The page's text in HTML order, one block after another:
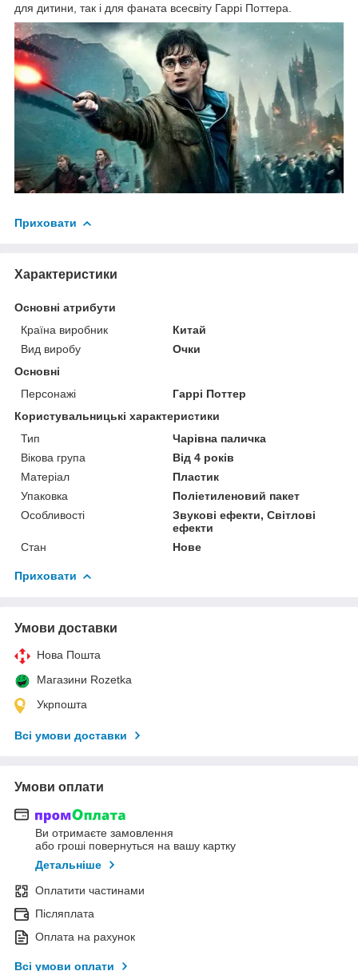
для дитини, так і для фаната всесвіту Гаррі Поттера.
Приховати
Характеристики
Основні атрибути
Країна виробник
Китай
Вид виробу
Очки
Основні
Персонажі
Гаррі Поттер
Користувальницькі характеристики
Тип
Чарівна паличка
Вікова група
Від 4 років
Матеріал
Пластик
Упаковка
Поліетиленовий пакет
Особливості
Звукові ефекти, Світлові
ефекти
Стан
Нове
Приховати
Умови доставки
Нова Пошта
Магазини Rozetka
Укрпошта
Всі умови доставки
Умови оплати
Ви отримаєте замовлення
або гроші повернуться на вашу картку
Детальніше
Оплатити частинами
Післяплата
Оплата на рахунок
Всі умови оплати